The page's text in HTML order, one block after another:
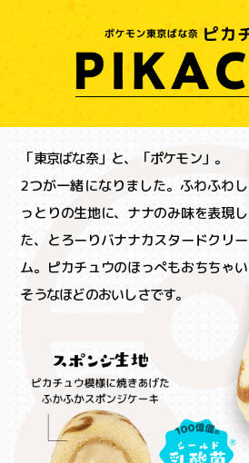
「東京ばな奈」と、「ポケモン」。
2つが一緒になりました。ふわふわし
っとりの生地に、ナナのみ味を表現し
た、とろーりバナナカスタードクリー
ム。ピカチュウのほっぺもおちちゃい
そうなほどのおいしさです。